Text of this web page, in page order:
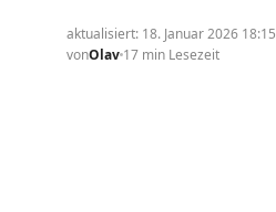
aktualisiert: 18. Januar 2026 18:15
vonOlav 17 min Lesezeit